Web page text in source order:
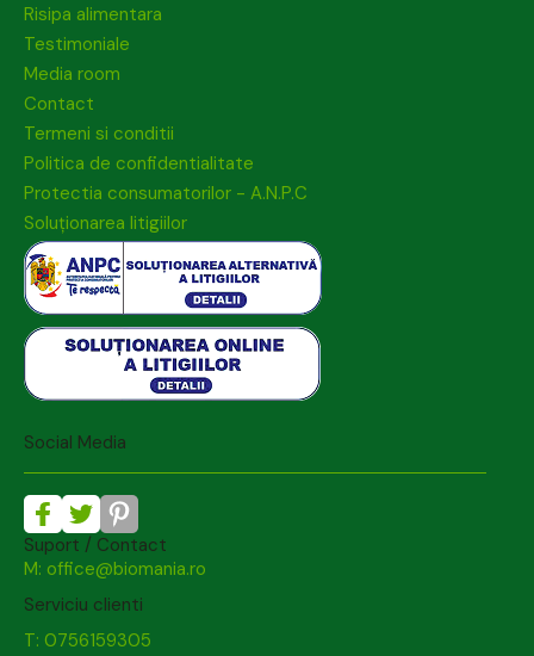
Risipa alimentara
Testimoniale
Media room
Contact
Termeni si conditii
Politica de confidentialitate
Protectia consumatorilor - A.N.P.C
Soluționarea litigiilor
Social Media
Suport / Contact
M: office@biomania.ro
Serviciu clienti
T: 0756159305